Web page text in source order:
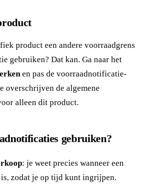
product een andere voorraadgrens
gebruiken? Dat kan. Ga naar het
en pas de voorraadnotificatie-
overschrijven de algemene
alleen dit product.
gebruiken?
: je weet precies wanneer een
zodat je op tijd kunt ingrijpen.